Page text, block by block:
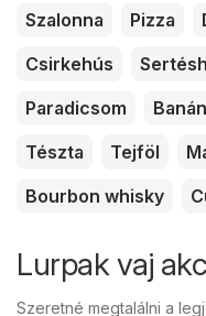
Szalonna
Pizza
Csirkehús
Paradicsom
Banán
Tészta
Tejföl
Bourbon whisky
Lurpak vaj
Szeretné megtalálni a